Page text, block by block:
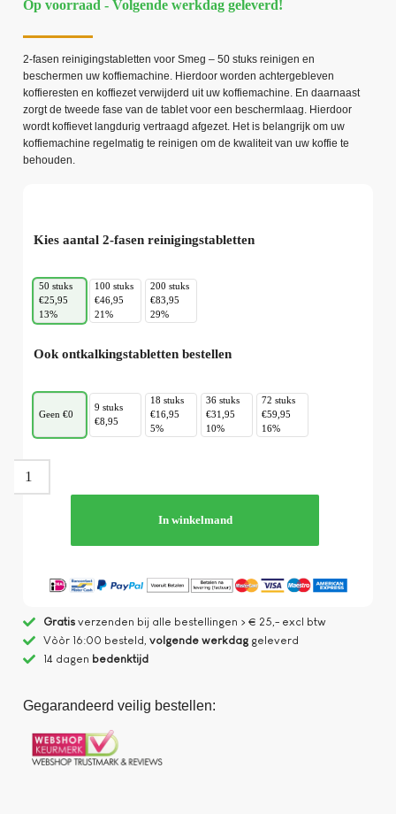
Op voorraad - Volgende werkdag geleverd!
2-fasen reinigingstabletten voor Smeg – 50 stuks reinigen en
beschermen uw koffiemachine. Hierdoor worden achtergebleven
koffieresten en koffiezet verwijderd uit uw koffiemachine. En daarnaast
zorgt de tweede fase van de tablet voor een beschermlaag. Hierdoor
wordt koffievet langdurig vertraagd afgezet. Het is belangrijk om uw
koffiemachine regelmatig te reinigen om de kwaliteit van uw koffie te
behouden.
Kies aantal 2-fasen reinigingstabletten
50 stuks
€25,95
13%
100 stuks
€46,95
21%
200 stuks
€83,95
29%
Ook ontkalkingstabletten bestellen
Geen €0
9 stuks
€8,95
18 stuks
€16,95
5%
36 stuks
€31,95
10%
72 stuks
€59,95
16%
In winkelmand
Gratisverzenden bij alle bestellingen > € 25,- excl btw
Vòòr 16:00 besteld, volgende werkdaggeleverd
14 dagen bedenktijd
Gegarandeerd veilig bestellen: